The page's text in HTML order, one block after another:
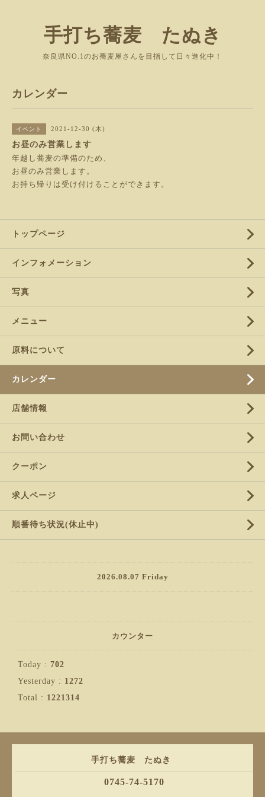
手打ち蕎麦 たぬき
奈良県NO.1のお蕎麦屋さんを目指して日々進化中！
カレンダー
イベント 2021-12-30 (木)
お昼のみ営業します
年越し蕎麦の準備のため、
お昼のみ営業します。
お持ち帰りは受け付けることができます。
トップページ
インフォメーション
写真
メニュー
原料について
カレンダー
店舗情報
お問い合わせ
クーポン
求人ページ
順番待ち状況(休止中)
2026.08.07 Friday
カウンター
Today : 702
Yesterday : 1272
Total : 1221314
手打ち蕎麦 たぬき
0745-74-5170